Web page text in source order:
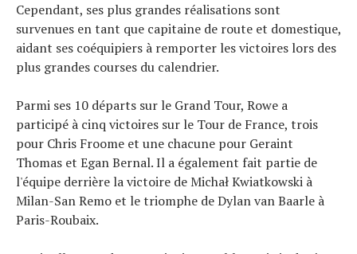
Cependant, ses plus grandes réalisations sont
survenues en tant que capitaine de route et domestique,
aidant ses coéquipiers à remporter les victoires lors des
plus grandes courses du calendrier.
Parmi ses 10 départs sur le Grand Tour, Rowe a
participé à cinq victoires sur le Tour de France, trois
pour Chris Froome et une chacune pour Geraint
Thomas et Egan Bernal. Il a également fait partie de
l'équipe derrière la victoire de Michał Kwiatkowski à
Milan-San Remo et le triomphe de Dylan van Baarle à
Paris-Roubaix.